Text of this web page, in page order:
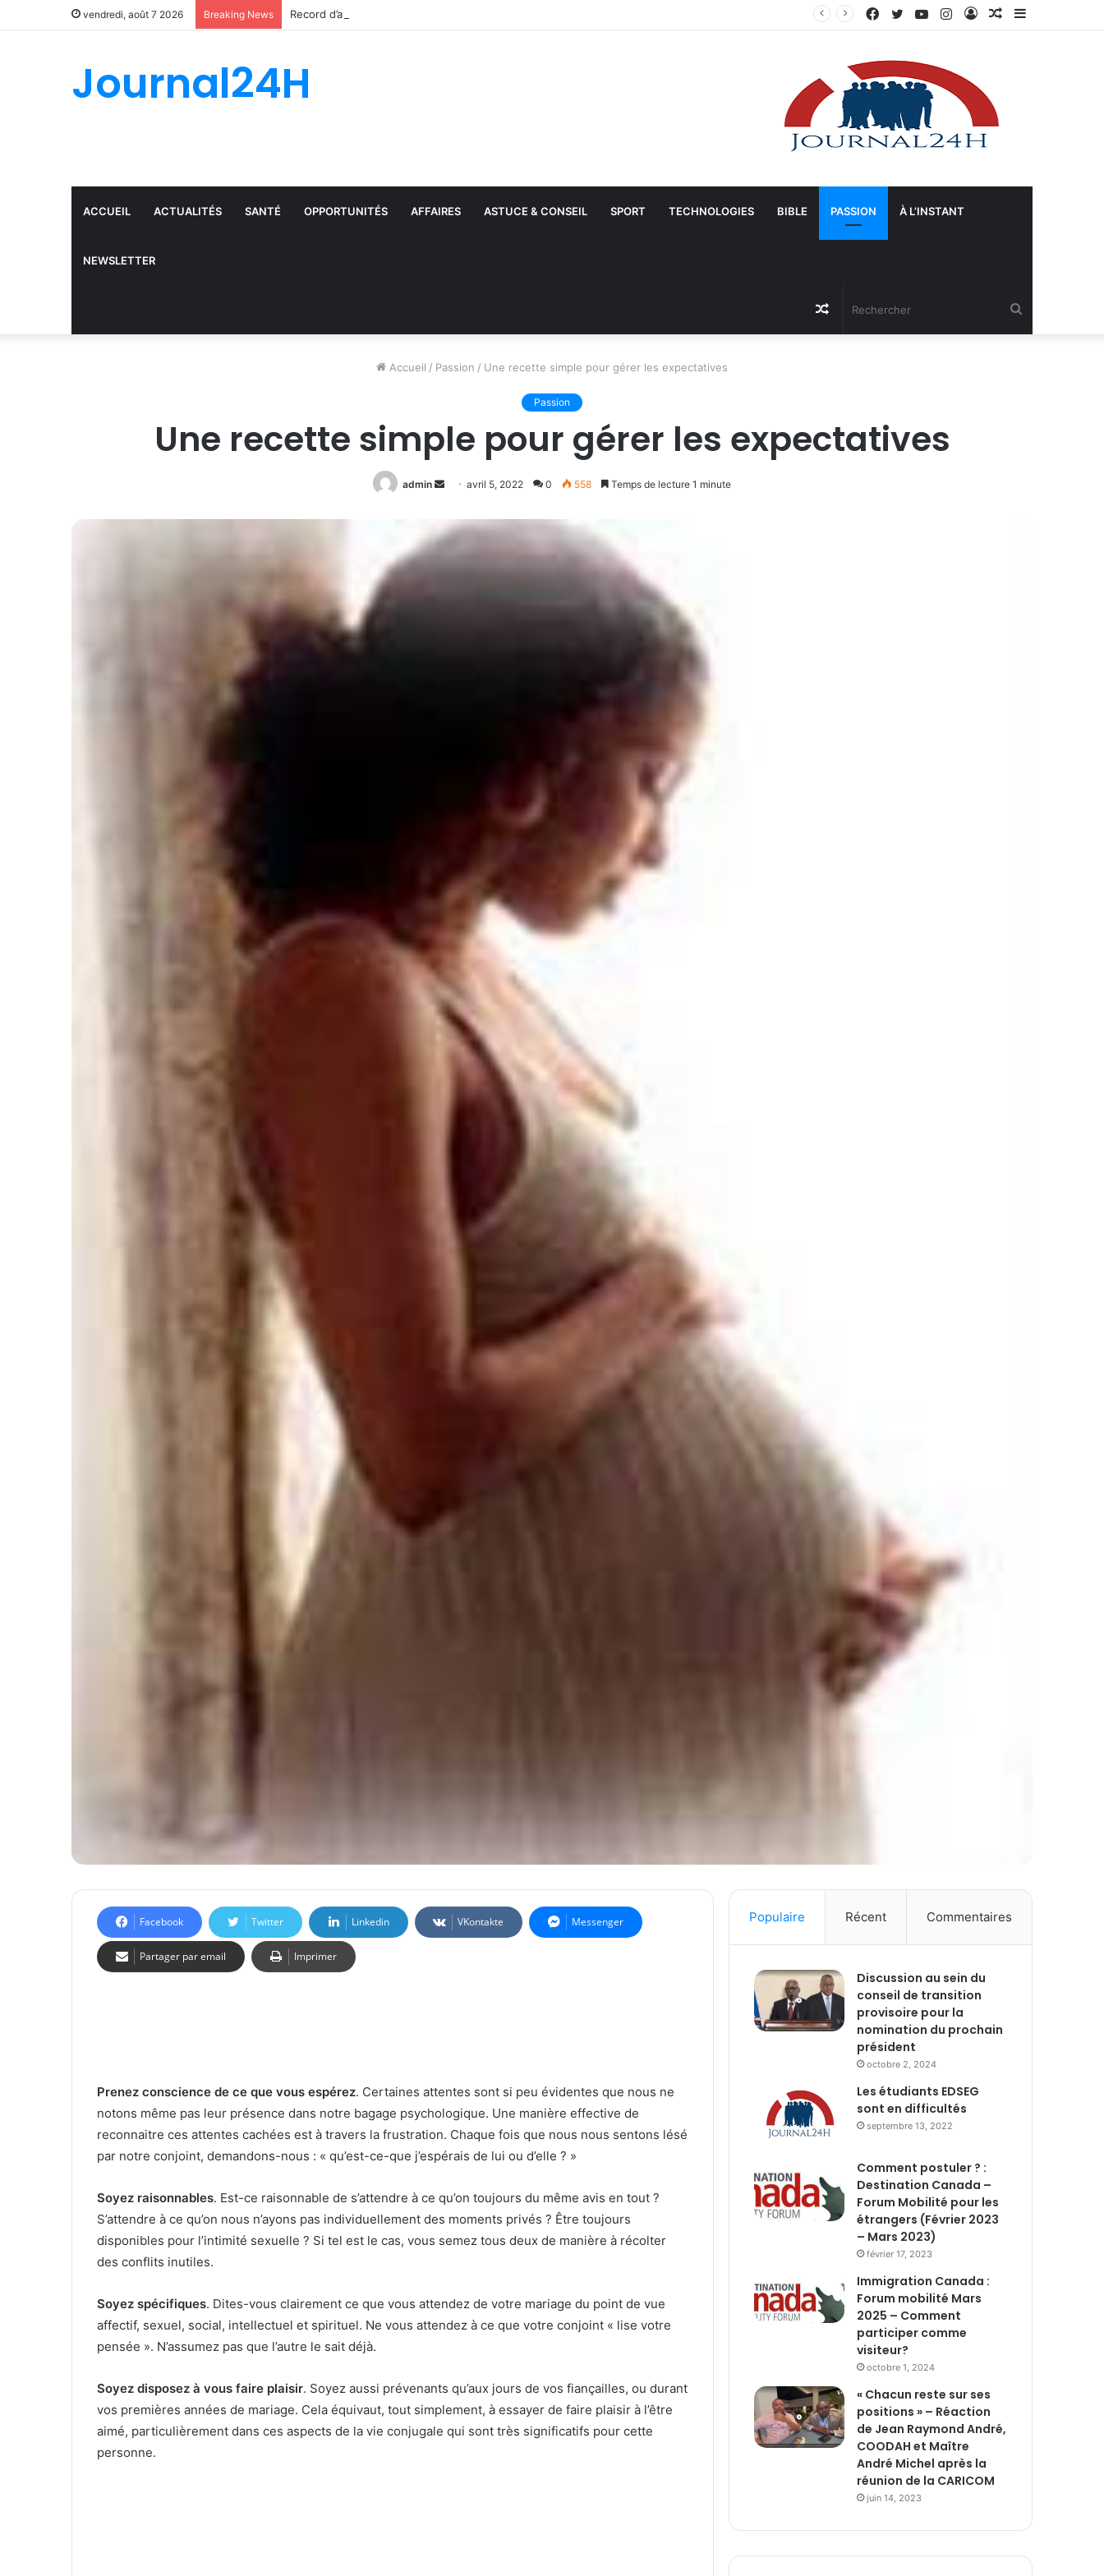
vendredi, août 7 2026 Breaking News Record d’arrestations par l’ICE : Plus de 51 000 migrants interpellés en un mois aux États-Unis
Sidebar
Article
Connexion
Instagram
YouTube
Twitter
Facebook
Journal24H
ACCUEIL ACTUALITÉS SANTÉ OPPORTUNITÉS AFFAIRES ASTUCE & CONSEIL SPORT TECHNOLOGIES BIBLE PASSION À L’INSTANT
NEWSLETTER
Article
Accueil / Passion / Une recette simple pour gérer les expectatives
Passion
Une recette simple pour gérer les expectatives
admin
Envoyer
courriel
avril 5, 2022 0 558 Temps de lecture 1 minute
Facebook Twitter Linkedin VKontakte Messenger
Partager par email Imprimer
Prenez conscience de ce que vous espérez. Certaines attentes sont si peu évidentes que nous ne
notons même pas leur présence dans notre bagage psychologique. Une manière effective de
reconnaitre ces attentes cachées est à travers la frustration. Chaque fois que nous nous sentons lésé
par notre conjoint, demandons-nous : « qu’est-ce-que j’espérais de lui ou d’elle ? »
Soyez raisonnables. Est-ce raisonnable de s’attendre à ce qu’on toujours du même avis en tout ?
S’attendre à ce qu’on nous n’ayons pas individuellement des moments privés ? Être toujours
disponibles pour l’intimité sexuelle ? Si tel est le cas, vous semez tous deux de manière à récolter
des conflits inutiles.
Soyez spécifiques. Dites-vous clairement ce que vous attendez de votre mariage du point de vue
affectif, sexuel, social, intellectuel et spirituel. Ne vous attendez à ce que votre conjoint « lise votre
pensée ». N’assumez pas que l’autre le sait déjà.
Soyez disposez à vous faire plaisir. Soyez aussi prévenants qu’aux jours de vos fiançailles, ou durant
vos premières années de mariage. Cela équivaut, tout simplement, à essayer de faire plaisir à l’être
aimé, particulièrement dans ces aspects de la vie conjugale qui sont très significatifs pour cette
personne.
Populaire Récent Commentaires
Discussion au sein du
conseil de transition
provisoire pour la
nomination du prochain
président
octobre 2, 2024
Les étudiants EDSEG
sont en difficultés
septembre 13, 2022
Comment postuler ? :
Destination Canada –
Forum Mobilité pour les
étrangers (Février 2023
– Mars 2023)
février 17, 2023
Immigration Canada :
Forum mobilité Mars
2025 – Comment
participer comme
visiteur?
octobre 1, 2024
« Chacun reste sur ses
positions » – Réaction
de Jean Raymond André,
COODAH et Maître
André Michel après la
réunion de la CARICOM
juin 14, 2023